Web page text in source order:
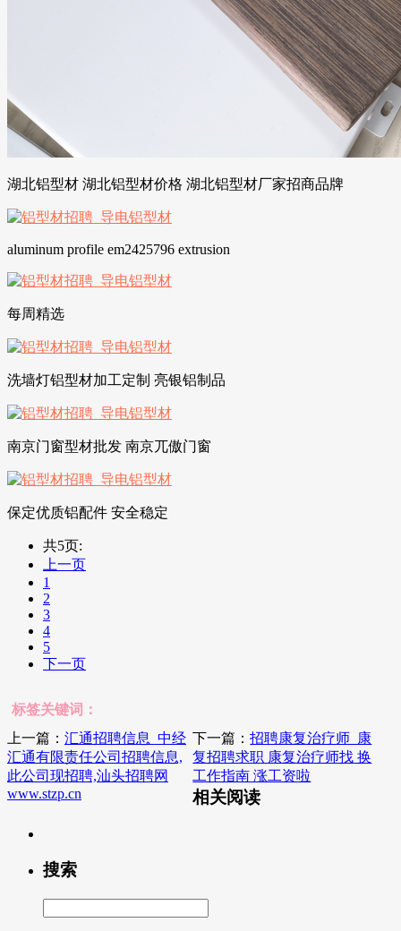
湖北铝型材 湖北铝型材价格 湖北铝型材厂家招商品牌
aluminum profile em2425796 extrusion
每周精选
洗墙灯铝型材加工定制 亮银铝制品
南京门窗型材批发 南京兀傲门窗
保定优质铝配件 安全稳定
共5页:
上一页
1
2
3
4
5
下一页
标签关键词：
上一篇： 汇通招聘信息_中经
汇通有限责任公司招聘信息,
此公司现招聘,汕头招聘网
www.stzp.cn
下一篇：招聘康复治疗师_康
复招聘求职 康复治疗师找 换
工作指南 涨工资啦
相关阅读
搜索